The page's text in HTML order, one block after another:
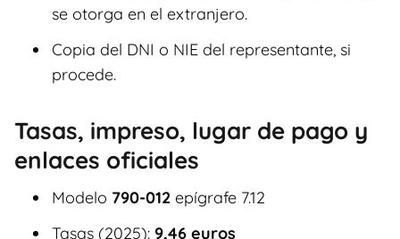
se otorga en el extranjero.
Copia del DNI o NIE del representante, si
procede.
Tasas, impreso, lugar de pago y
enlaces oficiales
Modelo 790-012 epígrafe 7.12
Tasas (2025): 9,46 euros